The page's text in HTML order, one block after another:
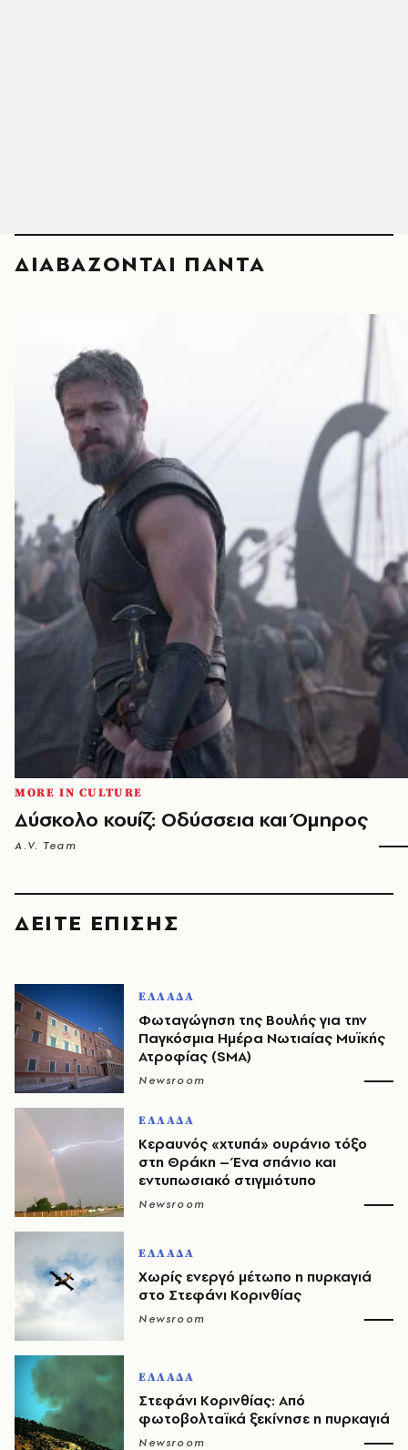
ΔΙΑΒΑΖΟΝΤΑΙ ΠΑΝΤΑ
MORE IN CULTURE
Δύσκολο κουίζ: Οδύσσεια και Όμηρος
A.V. Team
ΔΕΙΤΕ ΕΠΙΣΗΣ
ΕΛΛΑΔΑ
Φωταγώγηση της Βουλής για την
Παγκόσμια Ημέρα Νωτιαίας Μυϊκής
Ατροφίας (SMA)
Newsroom
ΕΛΛΑΔΑ
Κεραυνός «χτυπά» ουράνιο τόξο
στη Θράκη – Ένα σπάνιο και
εντυπωσιακό στιγμιότυπο
Newsroom
ΕΛΛΑΔΑ
Χωρίς ενεργό μέτωπο η πυρκαγιά
στο Στεφάνι Κορινθίας
Newsroom
ΕΛΛΑΔΑ
Στεφάνι Κορινθίας: Από
φωτοβολταϊκά ξεκίνησε η πυρκαγιά
Newsroom